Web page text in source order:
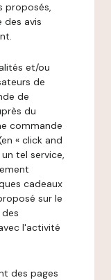
proposés,
des avis
et/ou
de
de
du
commande
« click and
tel service,
cadeaux
sur le
l'activité
des pages